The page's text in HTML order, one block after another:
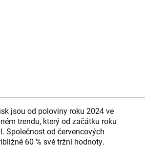
jsou od poloviny roku 2024 ve
trendu, který od začátku roku
Společnost od červencových
60 % své tržní hodnoty.